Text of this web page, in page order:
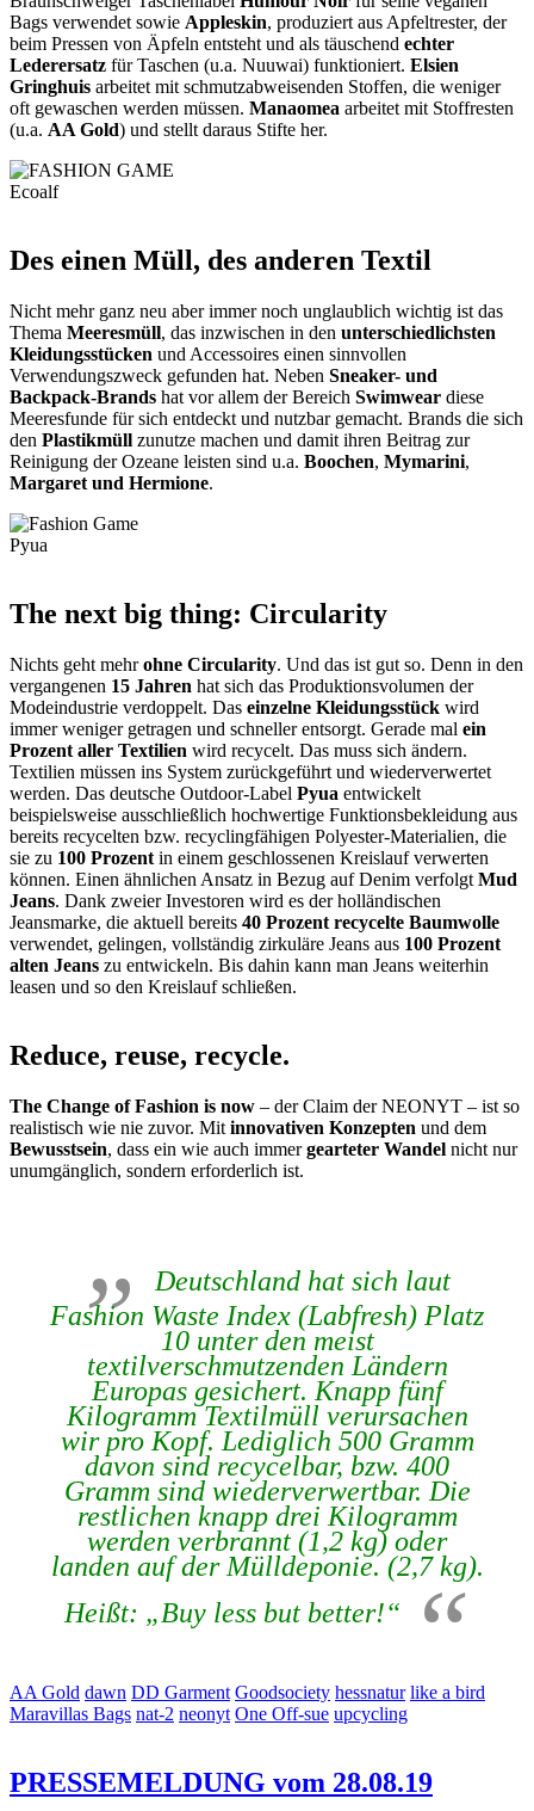
Bags verwendet sowie Appleskin, produziert aus Apfeltrester, der
beim Pressen von Äpfeln entsteht und als täuschend echter
Lederersatz für Taschen (u.a. Nuuwai) funktioniert. Elsien
Gringhuis arbeitet mit schmutzabweisenden Stoffen, die weniger
oft gewaschen werden müssen. Manaomea arbeitet mit Stoffresten
(u.a. AA Gold) und stellt daraus Stifte her.
Ecoalf
Des einen Müll, des anderen Textil
Nicht mehr ganz neu aber immer noch unglaublich wichtig ist das
Thema Meeresmüll, das inzwischen in den unterschiedlichsten
Kleidungsstücken und Accessoires einen sinnvollen
Verwendungszweck gefunden hat. Neben Sneaker- und
Backpack-Brands hat vor allem der Bereich Swimwear diese
Meeresfunde für sich entdeckt und nutzbar gemacht. Brands die sich
den Plastikmüll zunutze machen und damit ihren Beitrag zur
Reinigung der Ozeane leisten sind u.a. Boochen, Mymarini,
Margaret und Hermione.
Pyua
The next big thing: Circularity
Nichts geht mehrohne Circularity. Und das ist gut so. Denn in den
vergangenen 15 Jahren hat sich das Produktionsvolumen der
Modeindustrie verdoppelt. Das einzelne Kleidungsstück wird
immer weniger getragen und schneller entsorgt. Gerade mal ein
Prozent aller Textilien wird recycelt. Das muss sich ändern.
Textilien müssen ins System zurückgeführt und wiederverwertet
werden. Das deutsche Outdoor-Label Pyua entwickelt
beispielsweise ausschließlich hochwertige Funktionsbekleidung aus
bereits recycelten bzw. recyclingfähigen Polyester-Materialien, die
sie zu 100 Prozent in einem geschlossenen Kreislauf verwerten
können. Einen ähnlichen Ansatz in Bezug auf Denim verfolgt Mud
Jeans. Dank zweier Investoren wird es der holländischen
Jeansmarke, die aktuell bereits 40 Prozent recycelte Baumwolle
verwendet, gelingen, vollständig zirkuläre Jeans aus 100 Prozent
alten Jeans zu entwickeln. Bis dahin kann man Jeans weiterhin
leasen und so den Kreislauf schließen.
Reduce, reuse, recycle.
The Change of Fashion is now – der Claim der NEONYT – ist so
realistisch wie nie zuvor. Mit innovativen Konzepten und dem
Bewusstsein, dass ein wie auch immergearteter Wandel nicht nur
unumgänglich, sondern erforderlich ist.
Deutschland hat sich laut
Fashion Waste Index (Labfresh) Platz
10 unter den meist
textilverschmutzenden Ländern
Europas gesichert. Knapp fünf
Kilogramm Textilmüll verursachen
wir pro Kopf. Lediglich 500 Gramm
davon sind recycelbar, bzw. 400
Gramm sind wiederverwertbar. Die
restlichen knapp drei Kilogramm
werden verbrannt (1,2 kg) oder
landen auf der Mülldeponie. (2,7 kg).
Heißt: „Buy less but better!“
AA Gold dawn DD Garment Goodsociety hessnatur like a bird
Maravillas Bags nat-2 neonyt One Off-sue upcycling
PRESSEMELDUNG vom 28.08.19